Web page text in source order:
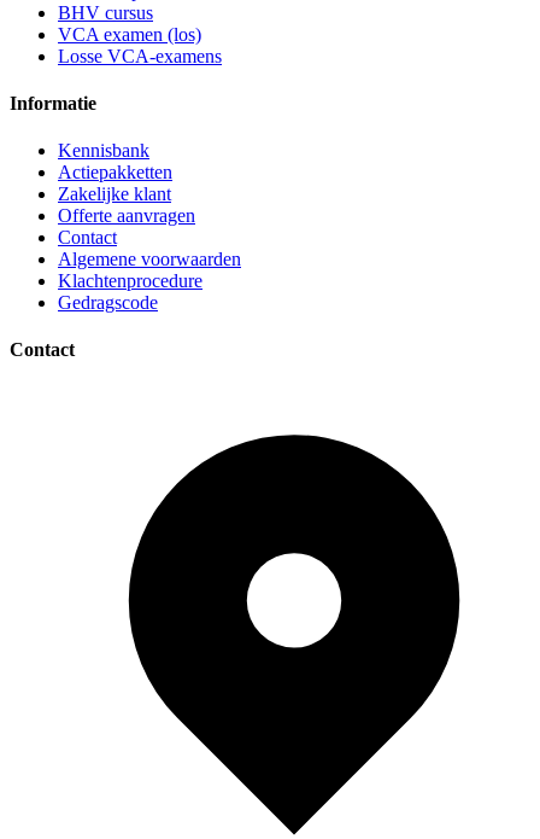
BHV cursus
VCA examen (los)
Losse VCA-examens
Informatie
Kennisbank
Actiepakketten
Zakelijke klant
Offerte aanvragen
Contact
Algemene voorwaarden
Klachtenprocedure
Gedragscode
Contact